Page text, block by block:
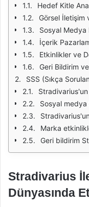
Hedef Kitle
Görsel İletişim
Sosyal Medya
İçerik
Etkinlikler ve
Geri Bildirim
SSS (Sıkça
Sosyal
Marka
Geri bildirim
Stradivarius
Dünyasında